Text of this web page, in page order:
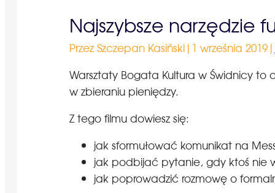
Najszybsze narzędzie
Przez Szczepan Kasiński | 1 września 2019 |
Warsztaty Bogata Kultura w Świdnicy
w zbieraniu pieniędzy.
Z tego filmu dowiesz się:
jak sformułować komunikat na
jak podbijać pytanie, gdy ktoś nie
jak poprowadzić rozmowę o